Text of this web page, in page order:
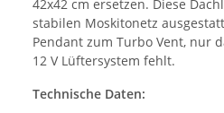
42x42 cm ersetzen. Diese
stabilen Moskitonetz
Pendant zum Turbo Vent, nur
12 V Lüftersystem fehlt.
Technische Daten: